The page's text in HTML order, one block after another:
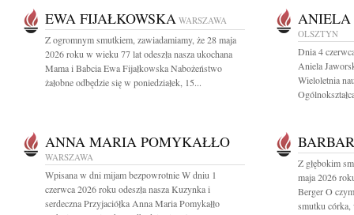
EWA FIJAŁKOWSKA WARSZAWA
Z ogromnym smutkiem, zawiadamiamy, że 28 maja
2026 roku w wieku 77 lat odeszła nasza ukochana
Mama i Babcia Ewa Fijałkowska Nabożeństwo
żałobne odbędzie się w poniedziałek, 15...
ANIELA
OLSZTYN
Dnia 4
Aniela
Wieloletnia
ANNA MARIA POMYKAŁŁO
WARSZAWA
Wpisana w dni mijam bezpowrotnie W dniu 1
czerwca 2026 roku odeszła nasza Kuzynka i
serdeczna Przyjaciółka Anna Maria Pomykałło
Z głębokim
maja 2026
Berger O
smutku